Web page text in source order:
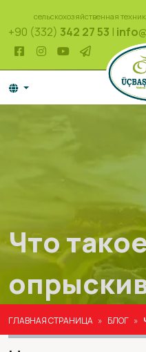
сельскохозяйственная
+90 (332) 342 27 53 | info
Что
ГЛАВНАЯ СТРАНИЦА БЛОГ